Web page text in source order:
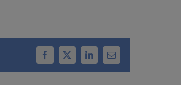
Facebook
X LinkedInEmail